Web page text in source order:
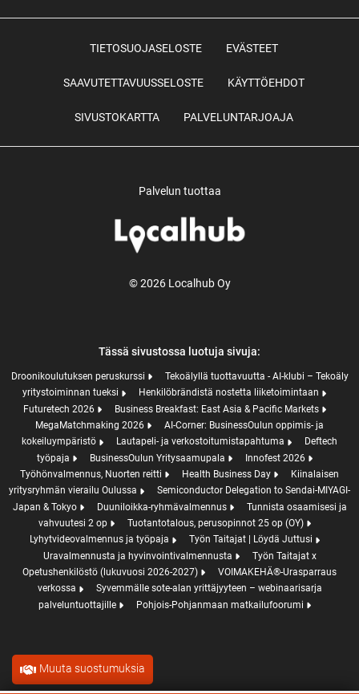
TIETOSUOJASELOSTE EVÄSTEET
SAAVUTETTAVUUSSELOSTE KÄYTTÖEHDOT
SIVUSTOKARTTA PALVELUNTARJOAJA
Palvelun tuottaa
© 2026 Localhub Oy
Tässä sivustossa luotuja sivuja:
Droonikoulutuksen peruskurssi
Tekoälyllä tuottavuutta - AI-klubi – Tekoäly
yritystoiminnan tueksi
Henkilöbrändistä nostetta liiketoimintaan
Futuretech 2026
Business Breakfast: East Asia & Pacific Markets
MegaMatchmaking 2026
AI-Corner: BusinessOulun oppimis- ja
kokeiluympäristö
Lautapeli- ja verkostoitumistapahtuma
Deftech
työpaja
BusinessOulun Yritysaamupala
Innofest 2026
Työhönvalmennus, Nuorten reitti
Health Business Day
Kiinalaisen
yritysryhmän vierailu Oulussa
Semiconductor Delegation to Sendai-MIYAGI-
Japan & Tokyo
Duuniloikka-ryhmävalmennus
Tunnista osaamisesi ja
vahvuutesi 2 op
Tuotantotalous, perusopinnot 25 op (OY)
Lyhytvideovalmennus ja työpaja
Työn Taitajat | Löydä Juttusi
Uravalmennusta ja hyvinvointivalmennusta
Työn Taitajat x
Opetushenkilöstö (lukuvuosi 2026-2027)
VOIMAKEHÄ®-Urasparraus
verkossa
Syvemmälle sote-alan yrittäjyyteen – webinaarisarja
palveluntuottajille
Pohjois-Pohjanmaan matkailufoorumi
Muuta suostumuksia